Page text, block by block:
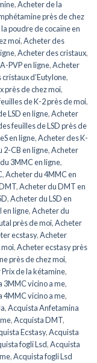
,Acheter de la
près de chez
poudre de cocaïne en
moi,Acheter des
,Acheter des cristaux,
PVP en ligne,Acheter
d’Eutylone,
près de chez moi,
de K-2 près de moi,
LSD en ligne,Acheter
feuilles de LSD près de
en ligne,Acheter des K-
2-CB en ligne,Acheter
3MMC en ligne,
,Acheter du 4MMC en
,Acheter du DMT en
,Acheter du LSD en
en ligne,Acheter du
près de moi,Acheter
ecstasy,Acheter
moi,Acheter ecstasy près
près de chez moi,
de la kétamine,
3MMC vicino a me,
4MMC vicino a me,
,Acquista Anfetamina
,Acquista DMT,
Ecstasy,Acquista
fogli Lsd,Acquista
,Acquista fogli Lsd